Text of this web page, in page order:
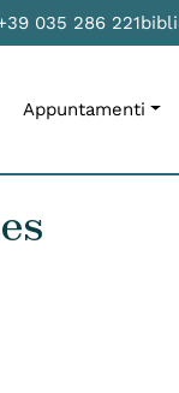
035 286 221
Appuntamenti